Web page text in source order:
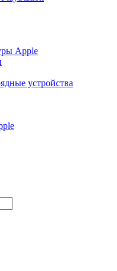
Apple
устройства